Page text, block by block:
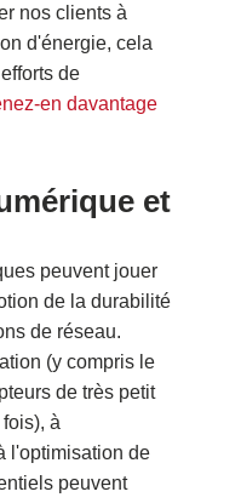
nos clients à
d'énergie, cela
de
en davantage
et
peuvent jouer
de la durabilité
de réseau.
(y compris le
de très petit
à
l'optimisation de
peuvent